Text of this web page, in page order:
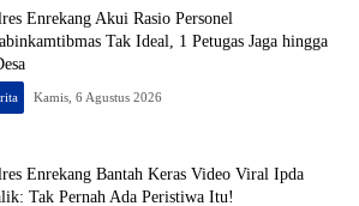
Enrekang Akui Rasio Personel
Tak Ideal, 1 Petugas Jaga hingga
Kamis, 6 Agustus 2026
Enrekang Bantah Keras Video Viral Ipda
Tak Pernah Ada Peristiwa Itu!